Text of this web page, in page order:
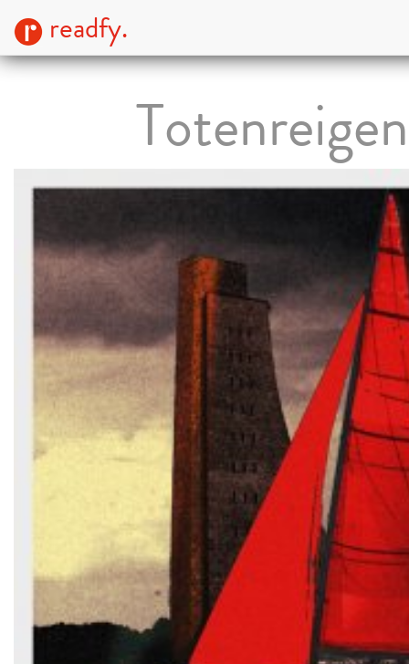
readfy.
Totenreigen